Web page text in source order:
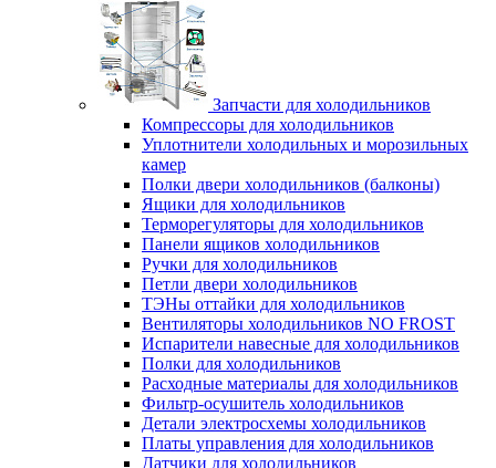
Запчасти для холодильников
Компрессоры для холодильников
Уплотнители холодильных и морозильных
камер
Полки двери холодильников (балконы)
Ящики для холодильников
Терморегуляторы для холодильников
Панели ящиков холодильников
Ручки для холодильников
Петли двери холодильников
ТЭНы оттайки для холодильников
Вентиляторы холодильников NO FROST
Испарители навесные для холодильников
Полки для холодильников
Расходные материалы для холодильников
Фильтр-осушитель холодильников
Детали электросхемы холодильников
Платы управления для холодильников
Датчики для холодильников